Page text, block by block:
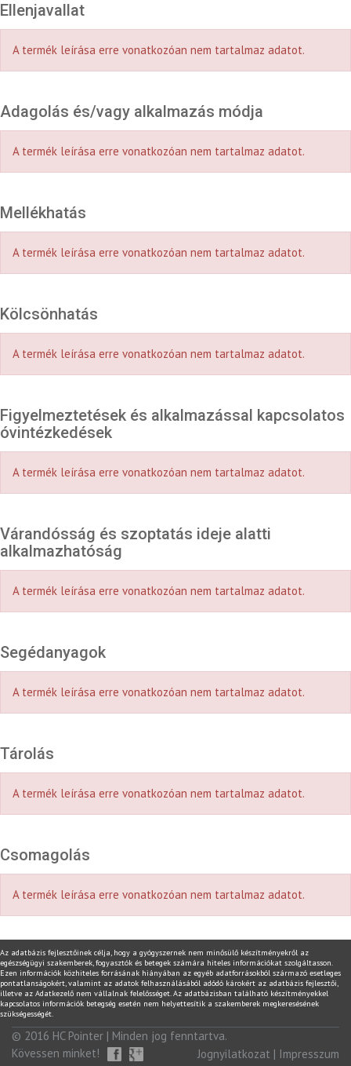
Ellenjavallat
A termék leírása erre vonatkozóan nem tartalmaz adatot.
Adagolás és/vagy alkalmazás módja
A termék leírása erre vonatkozóan nem tartalmaz adatot.
Mellékhatás
A termék leírása erre vonatkozóan nem tartalmaz adatot.
Kölcsönhatás
A termék leírása erre vonatkozóan nem tartalmaz adatot.
Figyelmeztetések és alkalmazással kapcsolatos
óvintézkedések
A termék leírása erre vonatkozóan nem tartalmaz adatot.
Várandósság és szoptatás ideje alatti
alkalmazhatóság
A termék leírása erre vonatkozóan nem tartalmaz adatot.
Segédanyagok
A termék leírása erre vonatkozóan nem tartalmaz adatot.
Tárolás
A termék leírása erre vonatkozóan nem tartalmaz adatot.
Csomagolás
A termék leírása erre vonatkozóan nem tartalmaz adatot.
Az adatbázis fejlesztőinek célja, hogy a gyógyszernek nem minősülő készítményekről az
egészségügyi szakemberek, fogyasztók és betegek számára hiteles információkat szolgáltasson.
Ezen információk közhiteles forrásának hiányában az egyéb adatforrásokból származó esetleges
pontatlanságokért, valamint az adatok felhasználásából adódó károkért az adatbázis fejlesztői,
illetve az Adatkezelő nem vállalnak felelősséget. Az adatbázisban található készítményekkel
kapcsolatos információk betegség esetén nem helyettesítik a szakemberek megkeresésének
szükségességét.
© 2016 HC Pointer | Minden jog fenntartva.
Kövessen minket!
Jognyilatkozat | Impresszum